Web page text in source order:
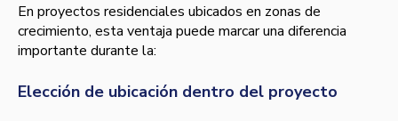
En proyectos residenciales ubicados en zonas de
crecimiento, esta ventaja puede marcar una diferencia
importante durante la:
Elección de ubicación dentro del proyecto